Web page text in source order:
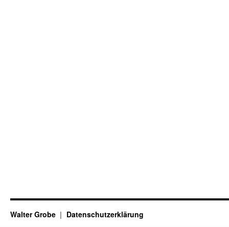
Walter Grobe Datenschutzerklärung